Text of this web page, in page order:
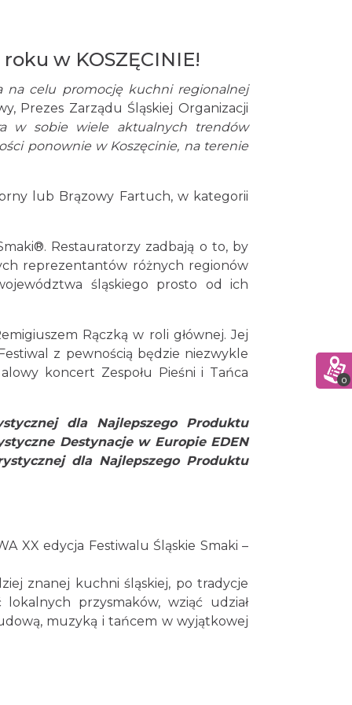
Muzyczne Niedziele w
Altance w Żarkach -
Letnisku
Żarki-Letnisko
2026-08-09
27.58 km
Muzyczne Niedziele w
Altance w Żarkach -
w KOSZĘCINIE!
na celu promocję kuchni regionalnej
Prezes Zarządu Śląskiej Organizacji
w sobie wiele aktualnych trendów
ponownie w Koszęcinie, na terenie
lub Brązowy Fartuch, w kategorii
Restauratorzy zadbają o to, by
reprezentantów różnych regionów
śląskiego prosto od ich
Rączką w roli głównej. Jej
z pewnością będzie niezwykle
koncert Zespołu Pieśni i Tańca
dla Najlepszego Produktu
Destynacje w Europie EDEN
dla Najlepszego Produktu
XX edycja Festiwalu Śląskie Smaki –
znanej kuchni śląskiej, po tradycje
lokalnych przysmaków, wziąć udział
muzyką i tańcem w wyjątkowej
0